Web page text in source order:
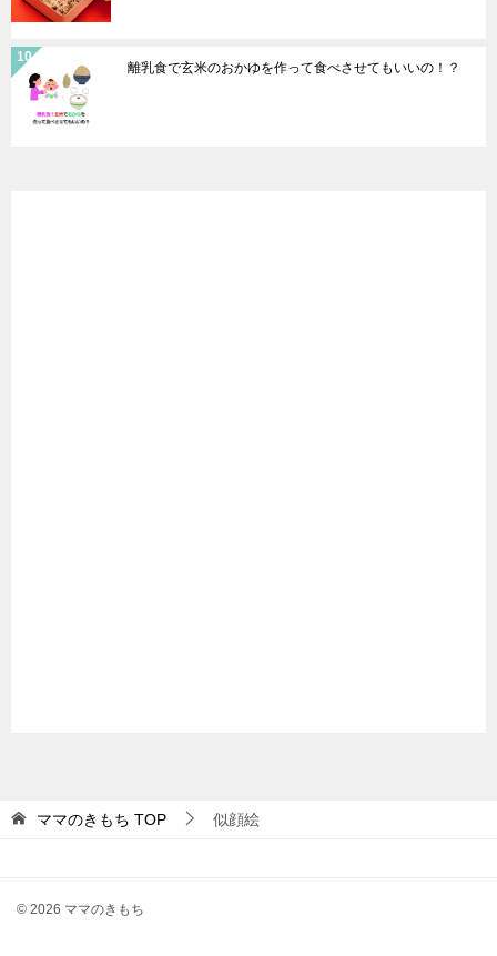
離乳食で玄米のおかゆを作って食べさせてもいいの！？
ママのきもち TOP 似顔絵
© 2026 ママのきもち